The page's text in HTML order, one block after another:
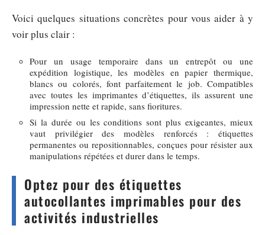
Voici quelques situations concrètes pour vous aider à y
voir plus clair :
Pour un usage temporaire dans un entrepôt ou une
expédition logistique, les modèles en papier thermique,
blancs ou colorés, font parfaitement le job. Compatibles
avec toutes les imprimantes d’étiquettes, ils assurent une
impression nette et rapide, sans fioritures.
Si la durée ou les conditions sont plus exigeantes, mieux
vaut privilégier des modèles renforcés : étiquettes
permanentes ou repositionnables, conçues pour résister aux
manipulations répétées et durer dans le temps.
Optez pour des étiquettes
autocollantes imprimables pour des
activités industrielles